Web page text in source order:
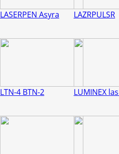
LASERPEN Asyra LAZRPULSR
LTN-4 BTN-2 LUMINEX